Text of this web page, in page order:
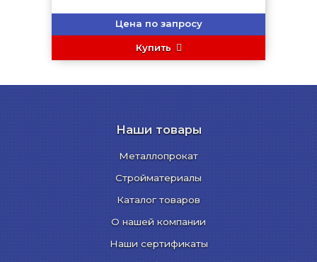
Цена по запросу
Купить
Наши товары
Металлопрокат
Стройматериалы
Каталог товаров
О нашей компании
Наши сертификаты